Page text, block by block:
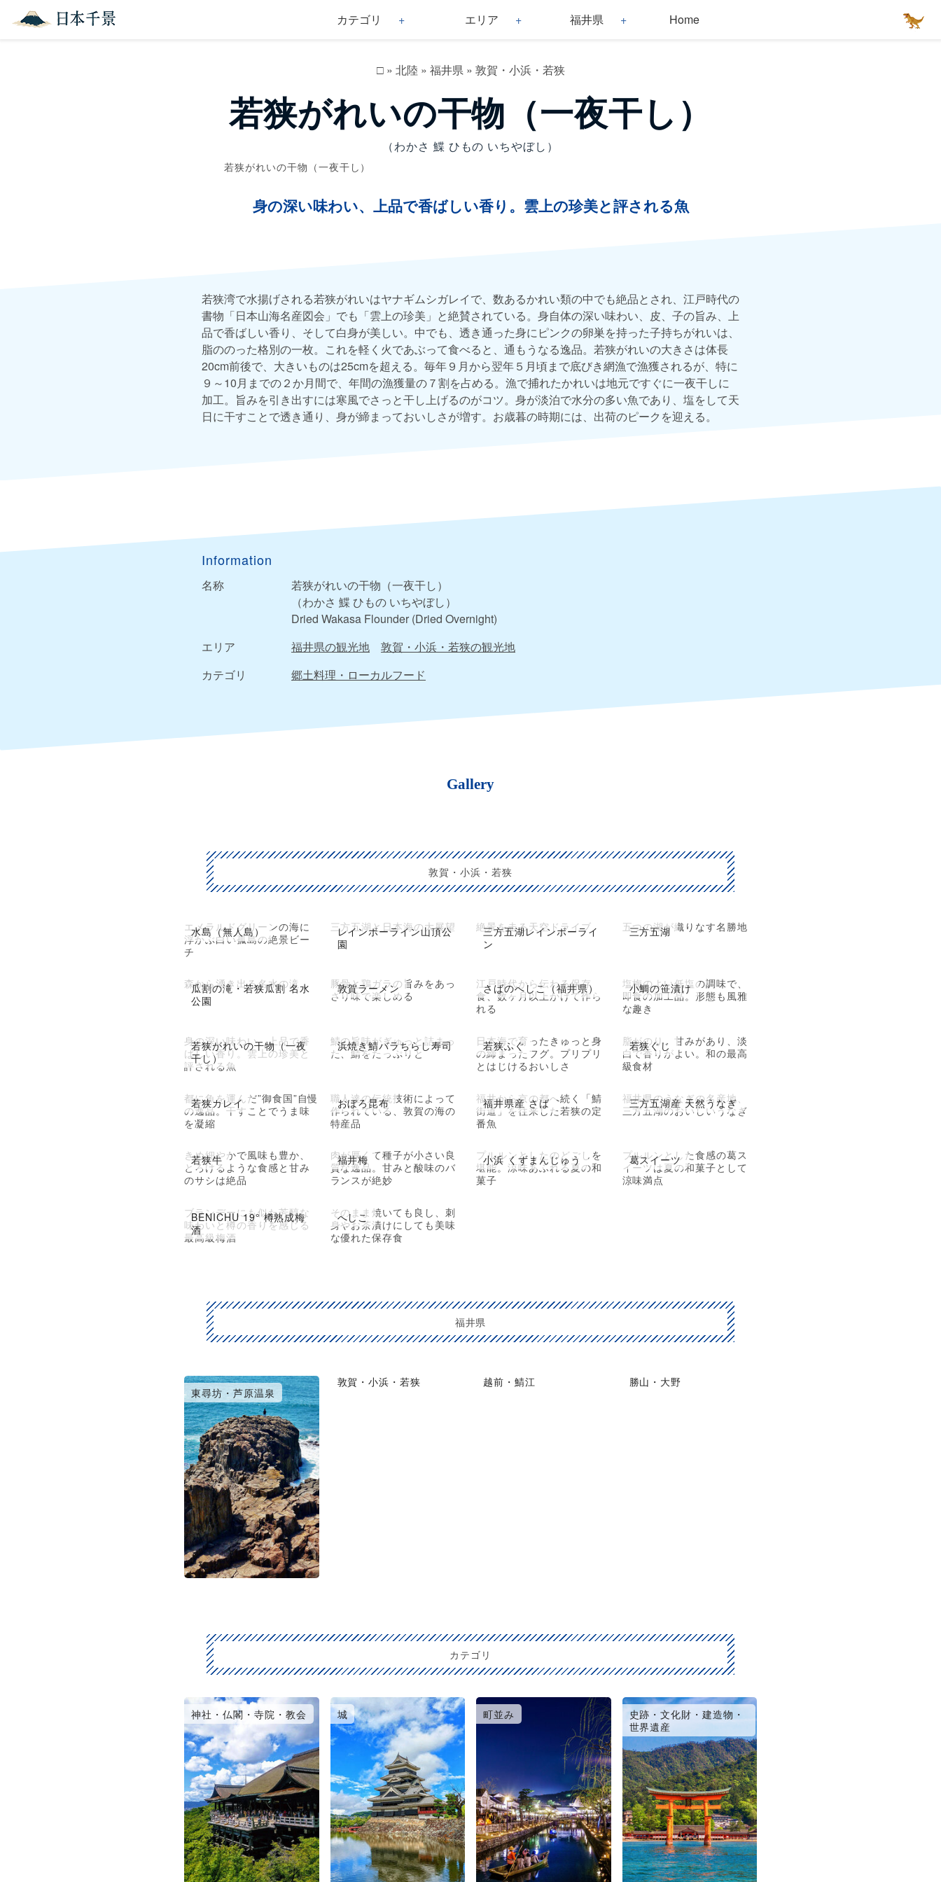
カテゴリ エリア 福井県 Home
□» 北陸 » 福井県» 敦賀・小浜・若狭
若狭がれいの干物（一夜干し）
（わかさ 鰈 ひもの いちやぼし）
若狭がれいの干物（一夜干し）
身の深い味わい、上品で香ばしい香り。雲上の珍美と評される魚
若狭湾で水揚げされる若狭がれいはヤナギムシガレイで、数あるかれい類の中でも絶品とされ、江戸時代の
書物「日本山海名産図会」でも「雲上の珍美」と絶賛されている。身自体の深い味わい、皮、子の旨み、上
品で香ばしい香り、そして白身が美しい。中でも、透き通った身にピンクの卵巣を持った子持ちがれいは、
脂ののった格別の一枚。これを軽く火であぶって食べると、通もうなる逸品。若狭がれいの大きさは体長
20cm前後で、大きいものは25cmを超える。毎年９月から翌年５月頃まで底びき網漁で漁獲されるが、特に
９～10月までの２か月間で、年間の漁獲量の７割を占める。漁で捕れたかれいは地元ですぐに一夜干しに
加工。旨みを引き出すには寒風でさっと干し上げるのがコツ。身が淡泊で水分の多い魚であり、塩をして天
日に干すことで透き通り、身が締まっておいしさが増す。お歳暮の時期には、出荷のピークを迎える。
Information
名称
若狭がれいの干物（一夜干し）
（わかさ 鰈 ひもの いちやぼし）
Dried Wakasa Flounder (Dried Overnight)
エリア
福井県の観光地
敦賀・小浜・若狭の観光地
カテゴリ
郷土料理・ローカルフード
Gallery
敦賀・小浜・若狭
水島（無人島）
エメラルドグリーンの海に
浮かぶ白い孤島の絶景ビー
チ
レインボーライン山頂公
園
三方五湖と日本海の大展望
三方五湖レインボーライ
ン
絶景を走る天空ドライブ 三方五湖
五つの湖が織りなす名勝地
瓜割の滝・若狭瓜割 名水
公園
森から湧き出る名水の滝 敦賀ラーメン
豚骨と鶏ガラの旨みをあっ
さり味で楽しめる
さばのへしこ（福井県）
江戸時代から伝わる保存
食、数ヶ月以上かけて作ら
れる
小鯛の笹漬け
塩梅のよい低塩の調味で、
即食の加工品。形態も風雅
な趣き
若狭がれいの干物（一夜
干し）
身の深い味わい、上品で香
ばしい香り。雲上の珍美と
評される魚
浜焼き鯖バラちらし寿司
鯖の旨味がぎゅっと詰まっ
た、鯖をたっぷりと
若狭ふぐ
日本海で育ったきゅっと身
の締まったフグ。プリプリ
とはじけるおいしさ
若狭ぐじ
脂がのり、甘みがあり、淡
白で香りがよい。和の最高
級食材
若狭カレイ
都に魚を運んだ”御食国”自慢
の逸品。干すことでうま味
を凝縮
おぼろ昆布
職人達の伝統技術によって
作られている、敦賀の海の
特産品
福井県産 さば
福井から京の都へ続く「鯖
街道」を往来した若狭の定
番魚
三方五湖産 天然うなぎ
福井県のうなぎの名産地、
三方五湖のおいしいうなぎ
若狭牛
きめ細やかで風味も豊か、
とろけるような食感と甘み
のサシは絶品
福井梅
肉が厚くて種子が小さい良
質な逸品。甘みと酸味のバ
ランスが絶妙
小浜 くずまんじゅう
プルルンとしたのどごしを
堪能。涼味あふれる夏の和
菓子
葛スイーツ
プルルンとした食感の葛ス
イーツは夏の和菓子として
涼味満点
BENICHU 19° 樽熟成梅
酒
ブランデーにも似た芳醇な
味わいと樽の香りを感じる
最高級梅酒
へしこ
そのまま焼いても良し、刺
身やお茶漬けにしても美味
な優れた保存食
福井県
福井市・永平寺 敦賀・小浜・若狭 越前・鯖江
勝山・大野
東尋坊・芦原温泉
カテゴリ
神社・仏閣・寺院・教会 城 町並み
史跡・文化財・建造物・
世界遺産